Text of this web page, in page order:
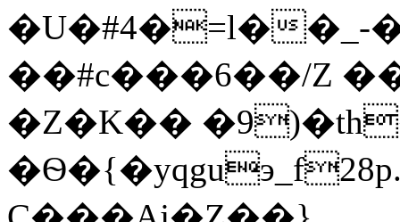
�U�#4�=l��_-
��#c���6��/Z
�Z�K��